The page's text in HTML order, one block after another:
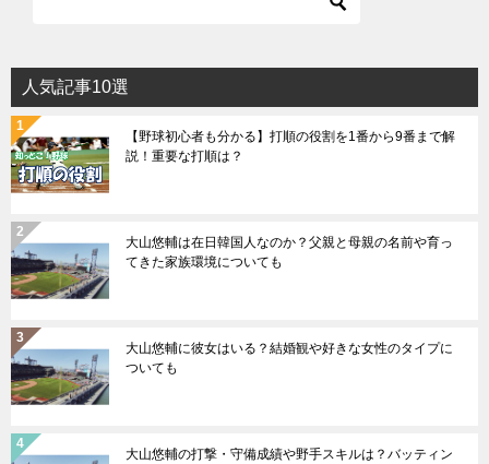
人気記事10選
【野球初心者も分かる】打順の役割を1番から9番まで解
説！重要な打順は？
大山悠輔は在日韓国人なのか？父親と母親の名前や育っ
てきた家族環境についても
大山悠輔に彼女はいる？結婚観や好きな女性のタイプに
ついても
大山悠輔の打撃・守備成績や野手スキルは？バッティン